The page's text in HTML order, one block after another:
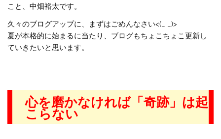
こと、中畑裕太です。
久々のブログアップに、まずはごめんなさい<(_ _)>
夏が本格的に始まるに当たり、ブログもちょこちょこ更新し
ていきたいと思います。
心を磨かなければ「奇跡」は起
こらない